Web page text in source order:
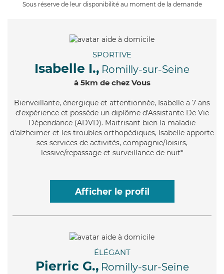
Sous réserve de leur disponibilité au moment de la demande
SPORTIVE
Isabelle I., Romilly-sur-Seine
à 5km de chez Vous
Bienveillante, énergique et attentionnée, Isabelle a 7 ans
d'expérience et possède un diplôme d'Assistante De Vie
Dépendance (ADVD). Maitrisant bien la maladie
d'alzheimer et les troubles orthopédiques, Isabelle apporte
ses services de activités, compagnie/loisirs,
lessive/repassage et surveillance de nuit*
Afficher le profil
ÉLÉGANT
Pierric G., Romilly-sur-Seine